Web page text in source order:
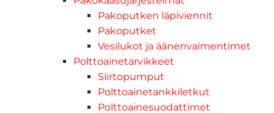
Pakoputken läpiviennit
Pakoputket
Vesilukot ja äänenvaimentimet
Polttoainetarvikkeet
Siirtopumput
Polttoainetankkiletkut
Polttoainesuodattimet